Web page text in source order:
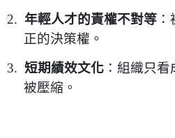
2. 年輕人才的責權不對等
正的決策權。
3. 短期績效文化 ：組織只
被壓縮。